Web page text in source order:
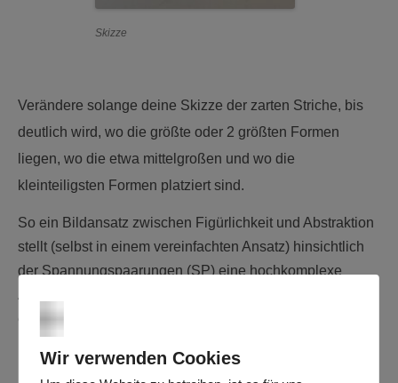
Skizze
Verändere solange deine Skizze der zarten Striche, bis
deutlich wird, wo die größte oder 2 größten Formen
liegen, wo die etwa mittelgroßen und wo die
kleinteiligsten Formen platziert sind.
So ein Bildansatz zwischen Figürlichkeit und Abstraktion
stellt (selbst in einem vereinfachten Ansatz) hinsichtlich
der Spannungspaarungen (SP) eine hochkomplexe
Angelegenheit dar. Da können wir uns da gleich mal
(Gmk) der Flächengrößen zueinander das Bild zu
Wir verwenden Cookies